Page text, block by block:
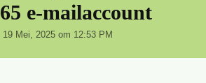
e-mailaccount
Mei, 2025 om 12:53 PM